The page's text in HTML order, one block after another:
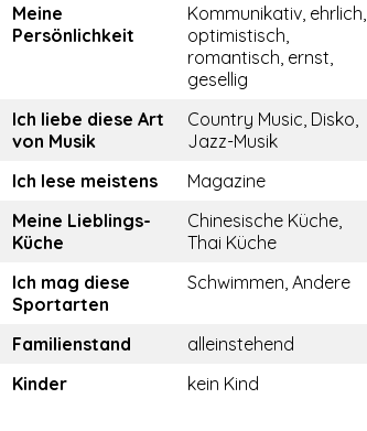
Meine
Persönlichkeit
Kommunikativ, ehrlich,
optimistisch,
romantisch, ernst,
gesellig
Ich liebe diese Art
von Musik
Country Music, Disko,
Jazz-Musik
Ich lese meistens
Magazine
Meine Lieblings-
Küche
Chinesische Küche,
Thai Küche
Ich mag diese
Sportarten
Schwimmen, Andere
Familienstand
alleinstehend
Kinder
kein Kind